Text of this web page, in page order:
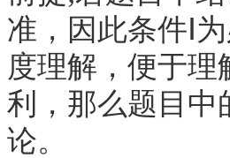
准，因此条件Ⅰ
度理解，便于
利，那么题目中
论。